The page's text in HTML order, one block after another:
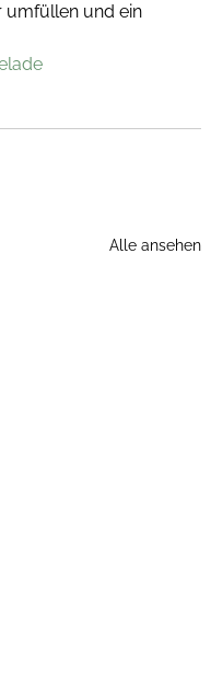
umfüllen und ein
Alle ansehen